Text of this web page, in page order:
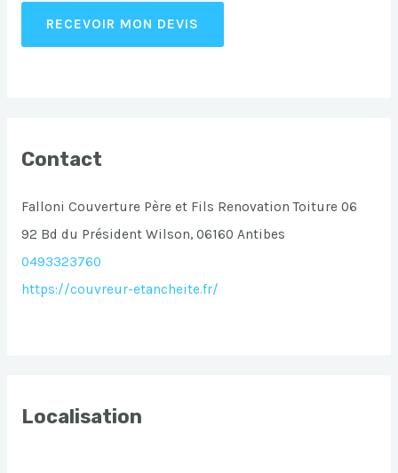
RECEVOIR MON DEVIS
Contact
Falloni Couverture Père et Fils Renovation Toiture 06
92 Bd du Président Wilson, 06160 Antibes
0493323760
https://couvreur-etancheite.fr/
Localisation